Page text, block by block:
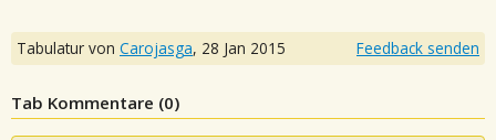
Tabulatur von Carojasga, 28 Jan 2015 Feedback senden
Tab Kommentare (0)